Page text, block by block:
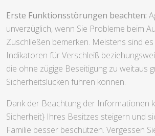
Erste Funktionsstörungen beachten:
unverzüglich, wenn Sie Probleme beim
Zuschließen bemerken. Meistens sind
Indikatoren für Verschleiß
die ohne zügige Beseitigung zu weitaus
Sicherheitslücken führen können.
Dank der Beachtung der Informationen
Sicherheit} Ihres Besitzes steigern und
Familie besser beschützen. Vergessen